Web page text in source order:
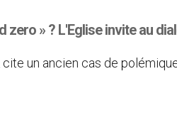
zero » ? L'Eglise invite au
cite un ancien cas de